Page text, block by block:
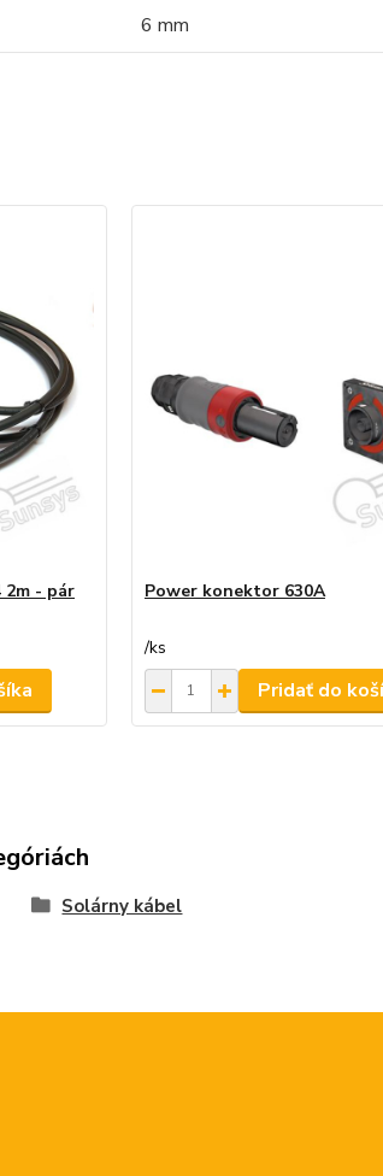
6 mm
2m - pár Power konektor 630A
/ks
Pridať do
Solárny kábel